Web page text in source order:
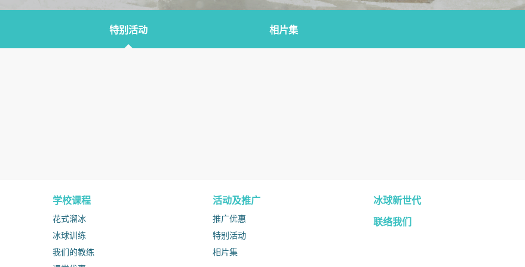
特别活动 相片集
学校课程
花式溜冰
冰球训练
我们的教练
活动及推广
推广优惠
特别活动
相片集
冰球新世代
联络我们